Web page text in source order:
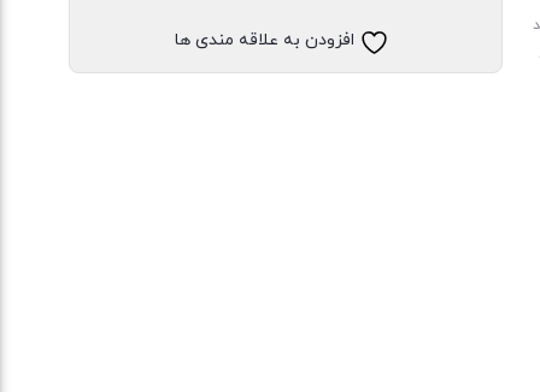
افزودن به علاقه مندی ها